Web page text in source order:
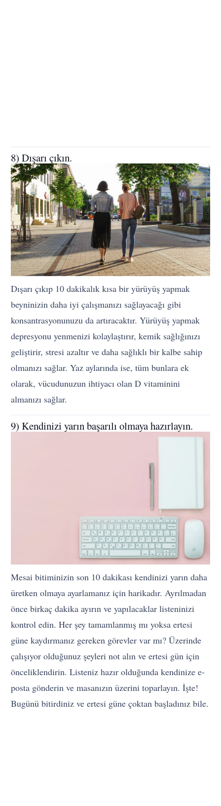
8) Dışarı çıkın.
Dışarı çıkıp 10 dakikalık kısa bir yürüyüş yapmak
beyninizin daha iyi çalışmanızı sağlayacağı gibi
konsantrasyonunuzu da artıracaktır. Yürüyüş yapmak
depresyonu yenmenizi kolaylaştırır, kemik sağlığınızı
geliştirir, stresi azaltır ve daha sağlıklı bir kalbe sahip
olmanızı sağlar. Yaz aylarında ise, tüm bunlara ek
olarak, vücudunuzun ihtiyacı olan D vitaminini
almanızı sağlar.
9) Kendinizi yarın başarılı olmaya hazırlayın.
Mesai bitiminizin son 10 dakikası kendinizi yarın daha
üretken olmaya ayarlamanız için harikadır. Ayrılmadan
önce birkaç dakika ayırın ve yapılacaklar listeninizi
kontrol edin. Her şey tamamlanmış mı yoksa ertesi
güne kaydırmanız gereken görevler var mı? Üzerinde
çalışıyor olduğunuz şeyleri not alın ve ertesi gün için
önceliklendirin. Listeniz hazır olduğunda kendinize e-
posta gönderin ve masanızın üzerini toparlayın. İşte!
Bugünü bitirdiniz ve ertesi güne çoktan başladınız bile.